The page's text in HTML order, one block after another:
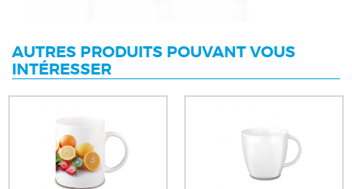
AUTRES PRODUITS POUVANT VOUS
INTÉRESSER